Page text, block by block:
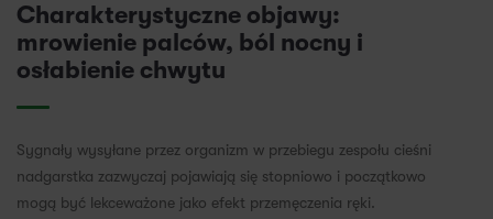
Charakterystyczne objawy:
mrowienie palców, ból nocny i
osłabienie chwytu
Sygnały wysyłane przez organizm w przebiegu zespołu cieśni
nadgarstka zazwyczaj pojawiają się stopniowo i początkowo
mogą być lekceważone jako efekt przemęczenia ręki.